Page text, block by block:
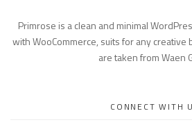
Primrose is a clean and minimal
with WooCommerce, suits for any creative
are taken from Waen
CONNECT WITH